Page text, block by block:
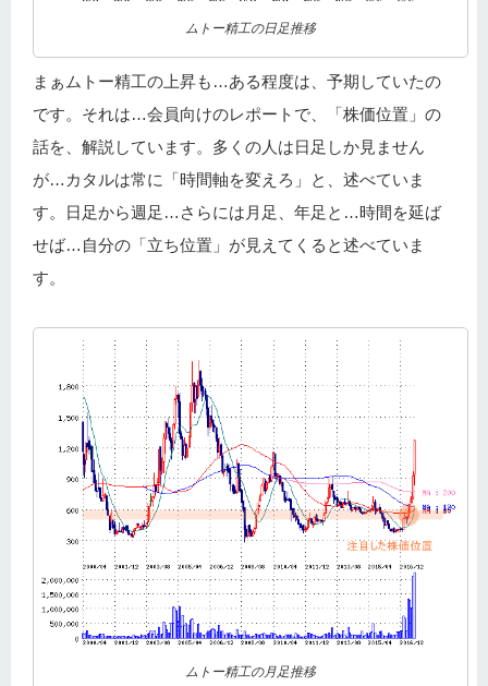
ムトー精工の日足推移
まぁムトー精工の上昇も…ある程度は、予期していたの
です。それは…会員向けのレポートで、「株価位置」の
話を、解説しています。多くの人は日足しか見ません
が…カタルは常に「時間軸を変えろ」と、述べていま
す。日足から週足…さらには月足、年足と…時間を延ば
せば…自分の「立ち位置」が見えてくると述べていま
す。
ムトー精工の月足推移